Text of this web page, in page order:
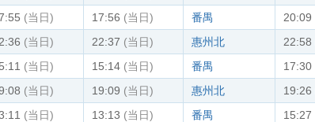
(当日) 17:56 (当日) 番禺 20:09
(当日) 22:37 (当日) 惠州北 22:58
(当日) 15:14 (当日) 番禺 17:30
(当日) 19:09 (当日) 惠州北 19:26
(当日) 13:13 (当日) 番禺 15:27